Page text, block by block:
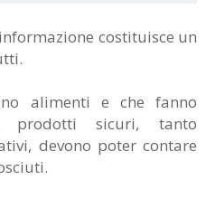
costituisce un
alimenti e che fanno
prodotti sicuri, tanto
devono poter contare